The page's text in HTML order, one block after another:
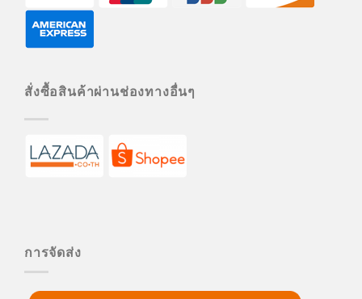
สั่งซื้อสินค้าผ่านช่องทางอื่นๆ
การจัดส่ง